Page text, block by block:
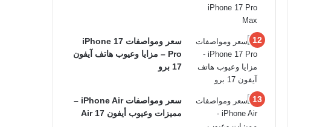
سعر ومواصفات iPhone 17
Pro – مزايا وعيوب هاتف آيفون
17 برو
سعر ومواصفات iPhone Air –
مميزات وعيوب أيفون 17 Air